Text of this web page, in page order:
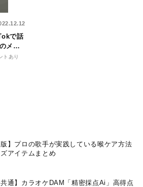
で話
メイ
、来
決定
トあり
版】プロの歌手が実践している喉ケア⽅法
アイテムまとめ
共通】カラオケDAM「精密採点Ai」高得点